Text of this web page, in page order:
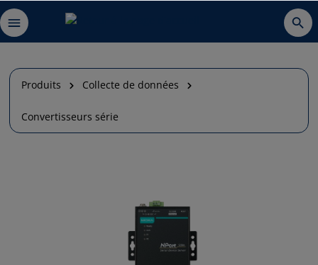
Produits Collecte de données
Convertisseurs série